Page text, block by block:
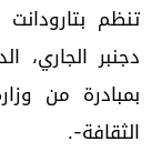
دجنبر الجاري،
بمبادرة من
الثقافة-.